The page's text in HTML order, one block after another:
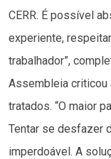
CERR. É possível
experiente,
trabalhador”,
Assembleia criticou
tratados. “O maior
Tentar se desfazer
imperdoável. A